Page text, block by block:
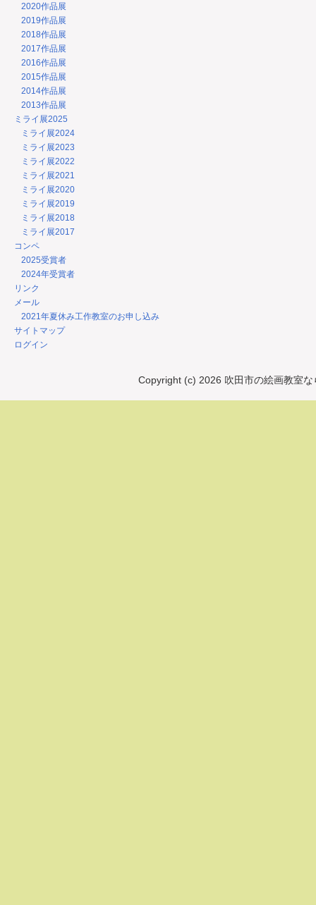
2020作品展
2019作品展
2018作品展
2017作品展
2016作品展
2015作品展
2014作品展
2013作品展
ミライ展2025
ミライ展2024
ミライ展2023
ミライ展2022
ミライ展2021
ミライ展2020
ミライ展2019
ミライ展2018
ミライ展2017
コンペ
2025受賞者
2024年受賞者
リンク
メール
2021年夏休み工作教室のお申し込み
サイトマップ
ログイン
Copyright (c) 2026 吹田市の絵画教室